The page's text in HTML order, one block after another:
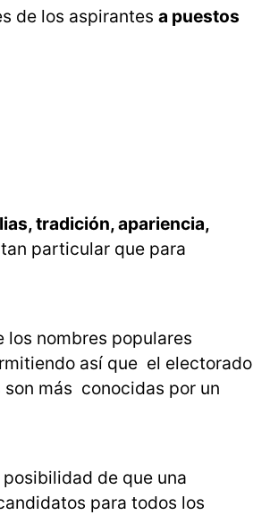
de los aspirantes a puestos
tradición, apariencia,
particular que para
los nombres populares
así que el electorado
más conocidas por un
de que una
para todos los